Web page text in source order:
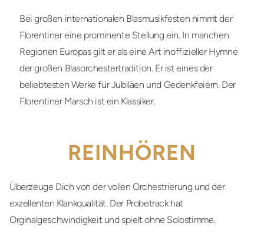
Bei großen internationalen Blasmusikfesten nimmt der
Florentiner eine prominente Stellung ein. In manchen
Regionen Europas gilt er als eine Art inoffizieller Hymne
der großen Blasorchestertradition. Er ist eines der
beliebtesten Werke für Jubiläen und Gedenkfeiern. Der
Florentiner Marsch ist ein Klassiker.
REINHÖREN
Überzeuge Dich von der vollen Orchestrierung und der
exzellenten Klankqualität. Der Probetrack hat
Orginalgeschwindigkeit und spielt ohne Solostimme.